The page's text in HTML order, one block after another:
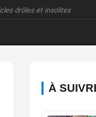
drôles et insolites
À